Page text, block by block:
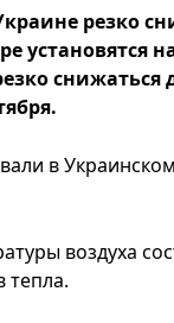
резко
установятся
снижаться
в
воздуха
тепла.